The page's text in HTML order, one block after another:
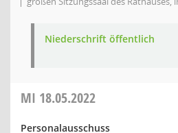
Niederschrift öffentlich
MI 18.05.2022
Personalausschuss